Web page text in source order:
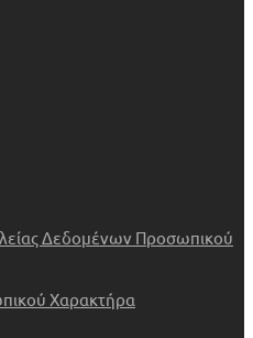
Δεδομένων Προσωπικού
Χαρακτήρα